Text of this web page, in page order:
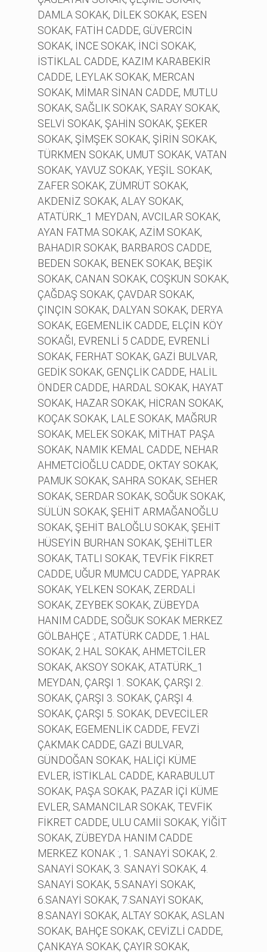
DAMLA SOKAK, DİLEK SOKAK, ESEN
SOKAK, FATİH CADDE, GÜVERCİN
SOKAK, İNCE SOKAK, İNCİ SOKAK,
İSTİKLAL CADDE, KAZIM KARABEKİR
CADDE, LEYLAK SOKAK, MERCAN
SOKAK, MİMAR SİNAN CADDE, MUTLU
SOKAK, SAĞLIK SOKAK, SARAY SOKAK,
SELVİ SOKAK, ŞAHİN SOKAK, ŞEKER
SOKAK, ŞİMŞEK SOKAK, ŞİRİN SOKAK,
TÜRKMEN SOKAK, UMUT SOKAK, VATAN
SOKAK, YAVUZ SOKAK, YEŞİL SOKAK,
ZAFER SOKAK, ZÜMRÜT SOKAK,
AKDENİZ SOKAK, ALAY SOKAK,
ATATÜRK_1 MEYDAN, AVCILAR SOKAK,
AYAN FATMA SOKAK, AZİM SOKAK,
BAHADIR SOKAK, BARBAROS CADDE,
BEDEN SOKAK, BENEK SOKAK, BEŞİK
SOKAK, CANAN SOKAK, COŞKUN SOKAK,
ÇAĞDAŞ SOKAK, ÇAVDAR SOKAK,
ÇINÇIN SOKAK, DALYAN SOKAK, DERYA
SOKAK, EGEMENLİK CADDE, ELÇİN KÖY
SOKAĞI, EVRENLİ 5 CADDE, EVRENLİ
SOKAK, FERHAT SOKAK, GAZİ BULVAR,
GEDİK SOKAK, GENÇLİK CADDE, HALİL
ÖNDER CADDE, HARDAL SOKAK, HAYAT
SOKAK, HAZAR SOKAK, HİCRAN SOKAK,
KOÇAK SOKAK, LALE SOKAK, MAĞRUR
SOKAK, MELEK SOKAK, MİTHAT PAŞA
SOKAK, NAMIK KEMAL CADDE, NEHAR
AHMETCİOĞLU CADDE, OKTAY SOKAK,
PAMUK SOKAK, SAHRA SOKAK, SEHER
SOKAK, SERDAR SOKAK, SOĞUK SOKAK,
SÜLÜN SOKAK, ŞEHİT ARMAĞANOĞLU
SOKAK, ŞEHİT BALOĞLU SOKAK, ŞEHİT
HÜSEYİN BURHAN SOKAK, ŞEHİTLER
SOKAK, TATLI SOKAK, TEVFİK FİKRET
CADDE, UĞUR MUMCU CADDE, YAPRAK
SOKAK, YELKEN SOKAK, ZERDALİ
SOKAK, ZEYBEK SOKAK, ZÜBEYDA
HANIM CADDE, SOĞUK SOKAK MERKEZ
GÖLBAHÇE :, ATATÜRK CADDE, 1.HAL
SOKAK, 2.HAL SOKAK, AHMETCİLER
SOKAK, AKSOY SOKAK, ATATÜRK_1
MEYDAN, ÇARŞI 1. SOKAK, ÇARŞI 2.
SOKAK, ÇARŞI 3. SOKAK, ÇARŞI 4.
SOKAK, ÇARŞI 5. SOKAK, DEVECİLER
SOKAK, EGEMENLİK CADDE, FEVZİ
ÇAKMAK CADDE, GAZİ BULVAR,
GÜNDOĞAN SOKAK, HALİÇİ KÜME
EVLER, İSTİKLAL CADDE, KARABULUT
SOKAK, PAŞA SOKAK, PAZAR İÇİ KÜME
EVLER, SAMANCILAR SOKAK, TEVFİK
FİKRET CADDE, ULU CAMİİ SOKAK, YİĞİT
SOKAK, ZÜBEYDA HANIM CADDE
MERKEZ KONAK :, 1. SANAYİ SOKAK, 2.
SANAYİ SOKAK, 3. SANAYİ SOKAK, 4.
SANAYİ SOKAK, 5.SANAYİ SOKAK,
6.SANAYİ SOKAK, 7.SANAYİ SOKAK,
8.SANAYİ SOKAK, ALTAY SOKAK, ASLAN
SOKAK, BAHÇE SOKAK, CEVİZLİ CADDE,
ÇANKAYA SOKAK, ÇAYIR SOKAK,